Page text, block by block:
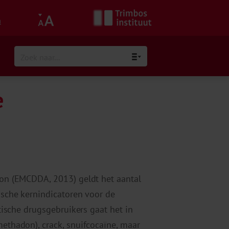
(EMCDDA, 2013) geldt het aantal
kernindicatoren voor de
drugsgebruikers gaat het in
crack, snuifcocaïne, maar